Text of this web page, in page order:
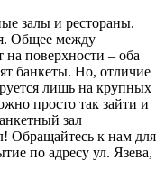
залы и рестораны.
Общее между
поверхности – оба
банкеты. Но, отличие
лишь на крупных
просто так зайти и
зал
Обращайтесь к нам для
по адресу ул. Язева,